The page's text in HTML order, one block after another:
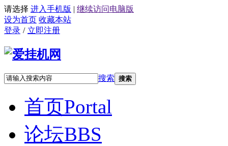
请选择 进入手机版 | 继续访问电脑版
设为首页 收藏本站
登录 / 立即注册
搜索 搜索
首页Portal
论坛BBS